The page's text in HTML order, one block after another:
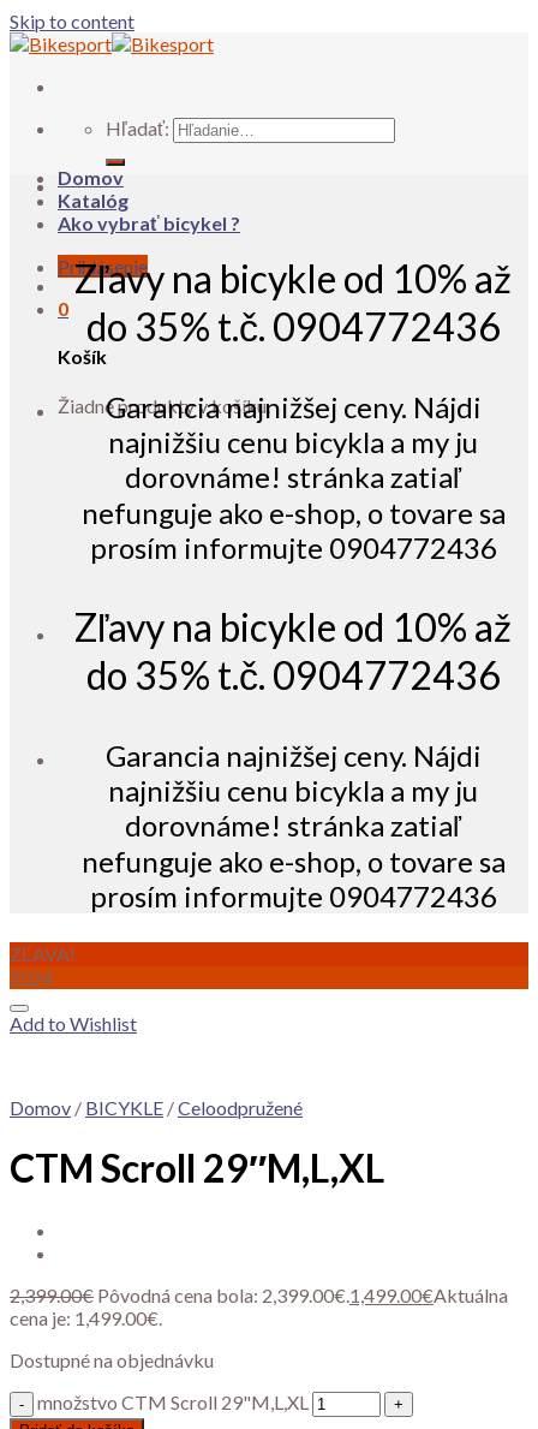
Skip to content
Hľadať:
Domov
Katalóg
Ako vybrať bicykel ?
Prihlásenie
0
Košík
Žiadne produkty v košíku.
Zľavy na bicykle od 10% až
do 35% t.č. 0904772436
Garancia najnižšej ceny. Nájdi
najnižšiu cenu bicykla a my ju
dorovnáme! stránka zatiaľ
nefunguje ako e-shop, o tovare sa
prosím informujte 0904772436
Zľavy na bicykle od 10% až
do 35% t.č. 0904772436
Garancia najnižšej ceny. Nájdi
najnižšiu cenu bicykla a my ju
dorovnáme! stránka zatiaľ
nefunguje ako e-shop, o tovare sa
prosím informujte 0904772436
ZĽAVA!
2024
Add to Wishlist
Domov / BICYKLE /Celoodpružené
CTM Scroll 29″M,L,XL
2,399.00€ Pôvodná cena bola: 2,399.00€.1,499.00€Aktuálna
cena je: 1,499.00€.
Dostupné na objednávku
množstvo CTM Scroll 29"M,L,XL